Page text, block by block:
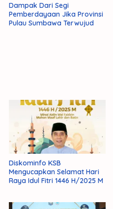
Dampak Dari Segi
Pemberdayaan Jika Provinsi
Pulau Sumbawa Terwujud
Diskominfo KSB
Mengucapkan Selamat Hari
Raya Idul Fitri 1446 H/2025 M